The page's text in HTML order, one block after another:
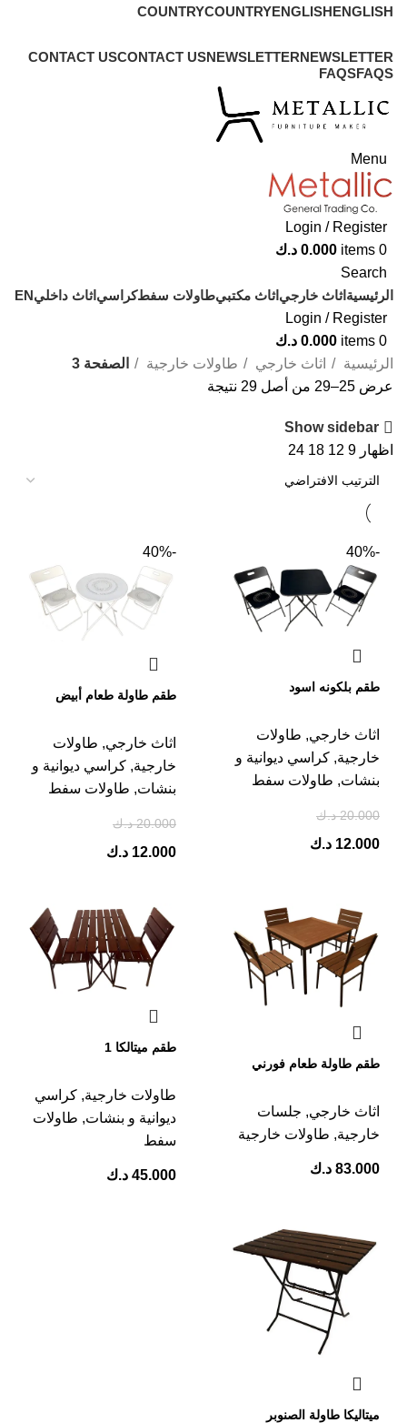
ENGLISH
ENGLISH
COUNTRY
COUNTRY
NEWSLETTER
NEWSLETTER
CONTACT US
CONTACT US
FAQS
FAQS
Menu
Login / Register
0
items
0.000 د.ك
Search
الرئيسية اثاث خارجي اثاث مكتبيطاولات سفطكراسي اثاث داخليEN
Login / Register
0
items
0.000 د.ك
الرئيسية
اثاث خارجي طاولات خارجية
الصفحة 3
عرض 25–29 من أصل 29 نتيجة
Show sidebar
اظهار 9
12
18
24
-40%
طقم بلكونه اسود
اثاث خارجي, طاولات
خارجية, كراسي ديوانية و
بنشات, طاولات سفط
20.000 د.ك
12.000 د.ك
-40%
طقم طاولة طعام أبيض
اثاث خارجي, طاولات
خارجية, كراسي ديوانية و
بنشات, طاولات سفط
20.000 د.ك
12.000 د.ك
طقم طاولة طعام فورني
اثاث خارجي, جلسات
خارجية, طاولات خارجية
83.000 د.ك
طقم ميتالكا 1
طاولات خارجية, كراسي
ديوانية و بنشات, طاولات
سفط
45.000 د.ك
ميتاليكا طاولة الصنوبر